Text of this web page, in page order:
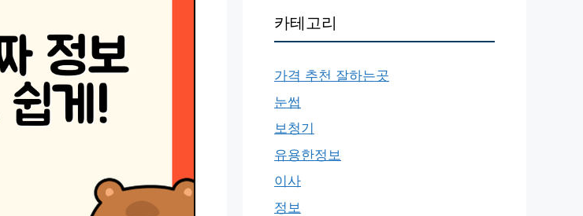
카테고리
가격 추천 잘하는곳
눈썹
보청기
유용한정보
이사
정보